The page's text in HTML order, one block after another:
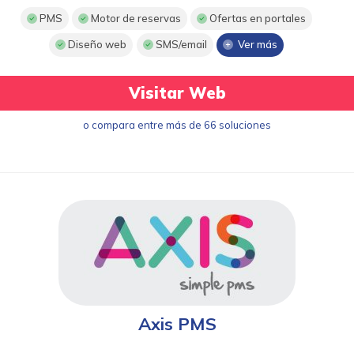
PMS Motor de reservas Ofertas en portales
Diseño web SMS/email Ver más
Visitar Web
o compara entre más de 66 soluciones
Axis PMS